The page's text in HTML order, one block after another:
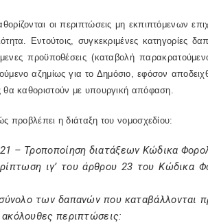
οι περιπτώσεις μη εκπιπτόμενων
Εντούτοις, συγκεκριμένες κατηγορίες
προϋποθέσεις (καταβολή
αζημίως για το Δημόσιο, εφόσον
θα καθοριστούν με υπουργική απόφαση.
προβλέπει η διάταξη του νομοσχεδίου:
– Τροποποίηση διατάξεων Κώδικα
ιγ’ του άρθρου 23 του Κώδικα
των δαπανών που καταβάλλονται
ακόλουθες περιπτώσεις: